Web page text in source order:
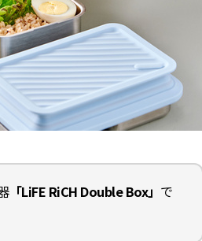
「LiFE RiCH Double Box」 で